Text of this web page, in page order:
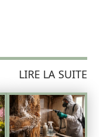
LIRE LA SUITE